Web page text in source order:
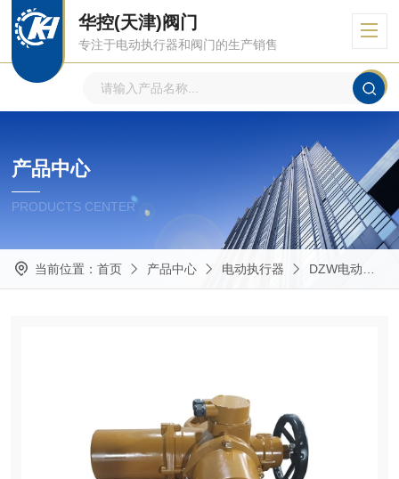
华控(天津)阀门
专注于电动执行器和阀门的生产销售
产品中心
PRODUCTS CENTER
当前位置： 首页 产品中心 电动执行器 DZW电动执行器